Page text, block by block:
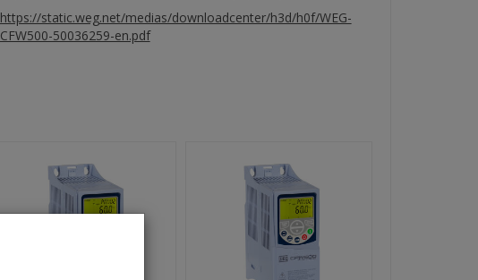
https://static.weg.net/medias/downloadcenter/h3d/h0f/WEG-
CFW500-50036259-en.pdf